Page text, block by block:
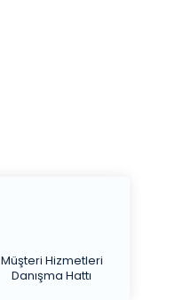
Müşteri Hizmetleri
Danışma Hattı